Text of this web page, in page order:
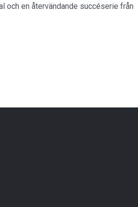
och en återvändande succéserie från